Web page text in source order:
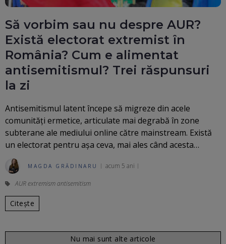
Să vorbim sau nu despre AUR?
Există electorat extremist în
România? Cum e alimentat
antisemitismul? Trei răspunsuri
la zi
Antisemitismul latent începe să migreze din acele
comunități ermetice, articulate mai degrabă în zone
subterane ale mediului online către mainstream. Există
un electorat pentru așa ceva, mai ales când acesta…
MAGDA GRĂDINARU acum 5 ani
AUR extremism antisemitism
Citește
Nu mai sunt alte articole